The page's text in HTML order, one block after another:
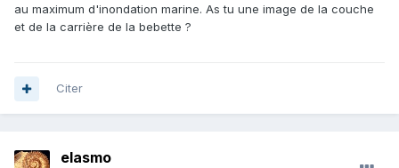
au maximum d'inondation marine. As tu une image de la couche
et de la carrière de la bebette ?
Citer
elasmo